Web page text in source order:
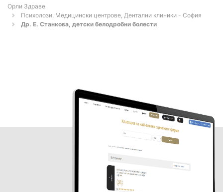
Орли Здраве
Психолози, Медицински центрове, Дентални клиники - София
Др. Е. Станкова, детски белодробни болести